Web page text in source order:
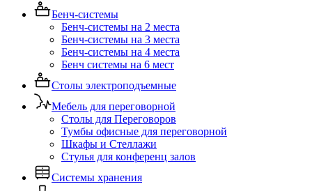
Бенч-системы
Бенч-системы на 2 места
Бенч-системы на 3 места
Бенч-системы на 4 места
Бенч системы на 6 мест
Столы электроподъемные
Мебель для переговорной
Столы для Переговоров
Тумбы офисные для переговорной
Шкафы и Стеллажи
Стулья для конференц залов
Системы хранения